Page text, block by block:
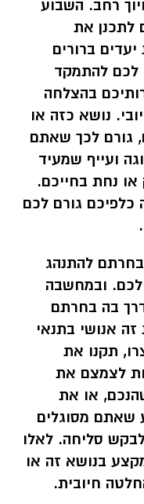
רחב. השבוע
לתכנן את
ברורים
לכם להתמקד
בהצלחה
נושא כזה או
גורם לכך שאתם
ועייף שמעיד
נחת בחייכם.
גורם לכם
להתנהג
לכם. ובמחשבה
בה בחרתם
אנושי בתנאי
תקנו את
לצמצם את
או את
שאתם מסוגלים
סליחה. לאלו
בנושא זה או
חיובית.